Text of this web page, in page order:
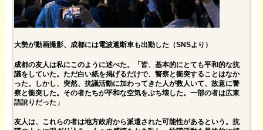
大勢が動画撮影、成都には電波遮断車も出動した（SNSより）
成都の友人は私にこのように述べた。「皆、基本的にとても平和的な抗
議をしていた。ただ白い紙を掲げるだけで、警察と衝突することはなか
った。しかし、突然、抗議活動に加わってきた人が数人いて、故意に警
察と衝突した。その者たちが平和な空気をぶち壊した。一部の者は広東
語訛りだった」
友人は、これらの者は地方政府から派遣された可能性があるという。抗